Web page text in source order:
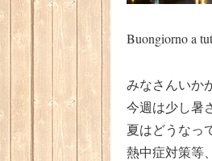
Buongiorno a
みなさんいか
今週は少し暑
夏はどうなっ
熱中症対策等